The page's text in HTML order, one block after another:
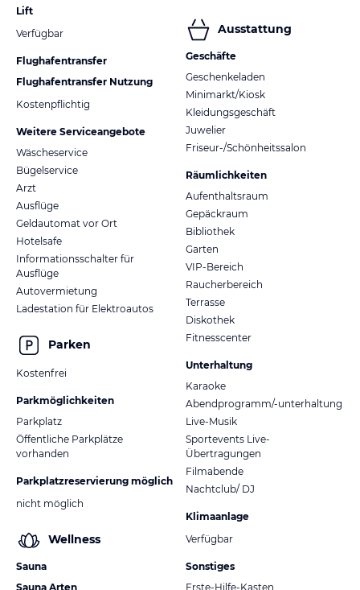
Lift
Verfügbar
Flughafentransfer
Flughafentransfer Nutzung
Kostenpflichtig
Weitere Serviceangebote
Wäscheservice
Bügelservice
Arzt
Ausflüge
Geldautomat vor Ort
Hotelsafe
Informationsschalter für
Ausflüge
Autovermietung
Ladestation für Elektroautos
Parken
Kostenfrei
Parkmöglichkeiten
Parkplatz
Öffentliche Parkplätze
vorhanden
Parkplatzreservierung möglich
nicht möglich
Wellness
Sauna
Sauna Arten
Ausstattung
Geschäfte
Geschenkeladen
Minimarkt/Kiosk
Kleidungsgeschäft
Juwelier
Friseur-/Schönheitssalon
Räumlichkeiten
Aufenthaltsraum
Gepäckraum
Bibliothek
Garten
VIP-Bereich
Raucherbereich
Terrasse
Diskothek
Fitnesscenter
Unterhaltung
Karaoke
Abendprogramm/-unterhaltung
Live-Musik
Sportevents Live-
Übertragungen
Filmabende
Nachtclub/ DJ
Klimaanlage
Verfügbar
Sonstiges
Erste-Hilfe-Kasten